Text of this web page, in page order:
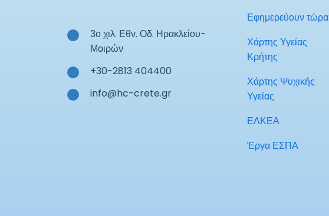
3ο χιλ. Εθν. Οδ. Ηρακλείου-
Μοιρών
+30-2813 404400
info@hc-crete.gr
Εφημερεύουν τώρα
Χάρτης Υγείας
Κρήτης
Χάρτης Ψυχικής
Υγείας
ΕΛΚΕΑ
Έργα ΕΣΠΑ